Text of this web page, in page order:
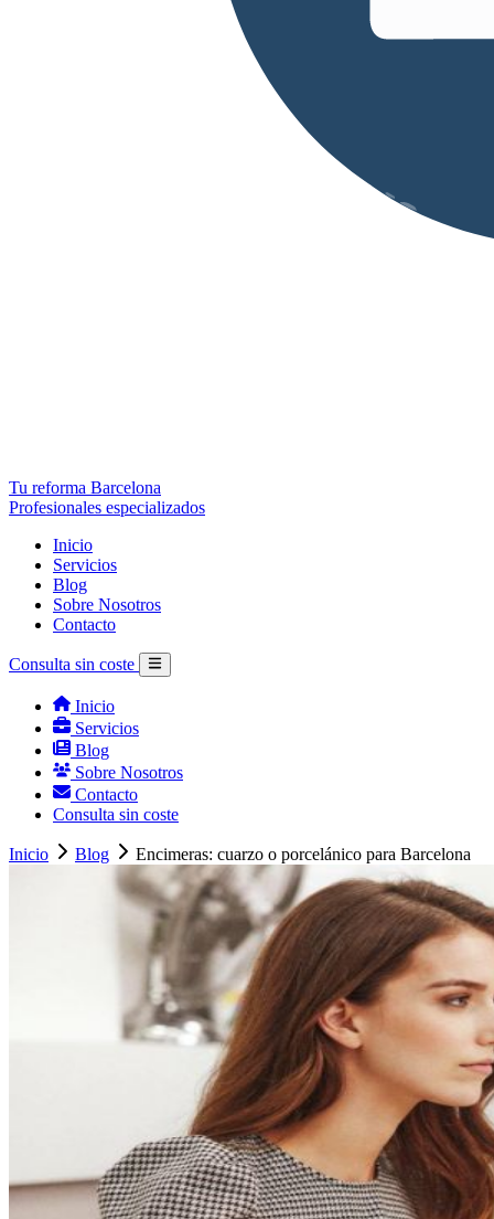
Tu reforma Barcelona
Profesionales especializados
Inicio
Servicios
Blog
Sobre Nosotros
Contacto
Consulta sin coste
Inicio
Servicios
Blog
Sobre Nosotros
Contacto
Consulta sin coste
Inicio Blog Encimeras: cuarzo o porcelánico para Barcelona